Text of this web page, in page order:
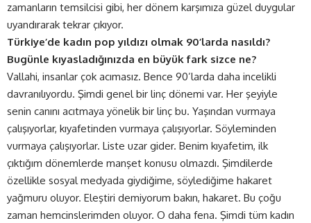
zamanların temsilcisi gibi, her dönem karşımıza güzel duygular
uyandırarak tekrar çıkıyor.
Türkiye’de kadın pop yıldızı olmak 90’larda nasıldı?
Bugünle kıyasladığınızda en büyük fark sizce ne?
Vallahi, insanlar çok acımasız. Bence 90’larda daha incelikli
davranılıyordu. Şimdi genel bir linç dönemi var. Her şeyiyle
senin canını acıtmaya yönelik bir linç bu. Yaşından vurmaya
çalışıyorlar, kıyafetinden vurmaya çalışıyorlar. Söyleminden
vurmaya çalışıyorlar. Liste uzar gider. Benim kıyafetim, ilk
çıktığım dönemlerde manşet konusu olmazdı. Şimdilerde
özellikle sosyal medyada giydiğime, söylediğime hakaret
yağmuru oluyor. Eleştiri demiyorum bakın, hakaret. Bu çoğu
zaman hemcinslerimden oluyor. O daha fena. Şimdi tüm kadın